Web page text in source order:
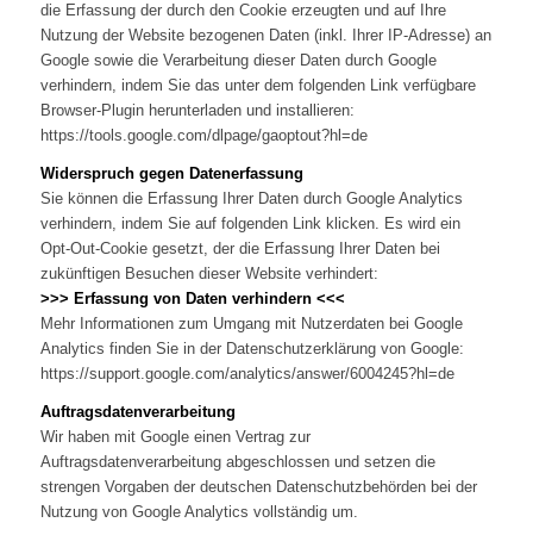
die Erfassung der durch den Cookie erzeugten und auf Ihre
Nutzung der Website bezogenen Daten (inkl. Ihrer IP-Adresse) an
Google sowie die Verarbeitung dieser Daten durch Google
verhindern, indem Sie das unter dem folgenden Link verfügbare
Browser-Plugin herunterladen und installieren:
https://tools.google.com/dlpage/gaoptout?hl=de
Widerspruch gegen Datenerfassung
Sie können die Erfassung Ihrer Daten durch Google Analytics
verhindern, indem Sie auf folgenden Link klicken. Es wird ein
Opt-Out-Cookie gesetzt, der die Erfassung Ihrer Daten bei
zukünftigen Besuchen dieser Website verhindert:
>>> Erfassung von Daten verhindern <<<
Mehr Informationen zum Umgang mit Nutzerdaten bei Google
Analytics finden Sie in der Datenschutzerklärung von Google:
https://support.google.com/analytics/answer/6004245?hl=de
Auftragsdatenverarbeitung
Wir haben mit Google einen Vertrag zur
Auftragsdatenverarbeitung abgeschlossen und setzen die
strengen Vorgaben der deutschen Datenschutzbehörden bei der
Nutzung von Google Analytics vollständig um.